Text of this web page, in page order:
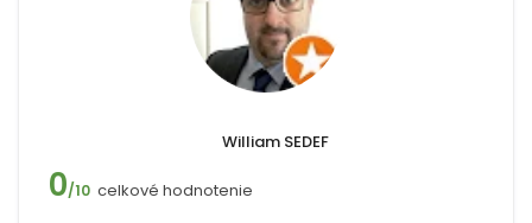
William SEDEF
0/10 celkové hodnotenie